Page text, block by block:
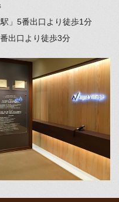
」 5番出口より徒歩1分
出口より徒歩3分